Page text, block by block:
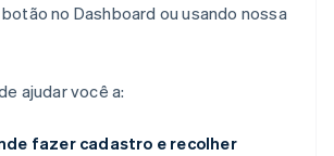
no Dashboard ou usando nossa
ajudar você a:
fazer cadastro e recolher